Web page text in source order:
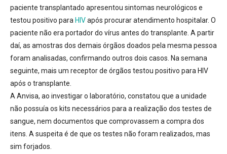
paciente transplantado apresentou sintomas neurológicos e
testou positivo para HIVapós procurar atendimento hospitalar. O
paciente não era portador do vírus antes do transplante. A partir
daí, as amostras dos demais órgãos doados pela mesma pessoa
foram analisadas, confirmando outros dois casos. Na semana
seguinte, mais um receptor de órgãos testou positivo para HIV
após o transplante.
A Anvisa, ao investigar o laboratório, constatou que a unidade
não possuía os kits necessários para a realização dos testes de
sangue, nem documentos que comprovassem a compra dos
itens. A suspeita é de que os testes não foram realizados, mas
sim forjados.